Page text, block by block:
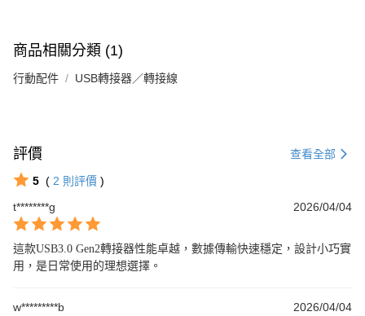
商品相關分類 (1)
行動配件 USB轉接器／轉接線
評價 查看全部
5 ( 2 則評價 )
t********g
2026/04/04
這款USB3.0 Gen2轉接器性能卓越，數據傳輸快速穩定，設計小巧實
用，是日常使用的理想選擇。
w*********b 2026/04/04